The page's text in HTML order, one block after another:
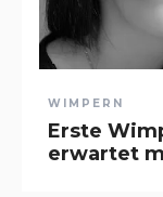
WIMPERN
Erste
erwartet